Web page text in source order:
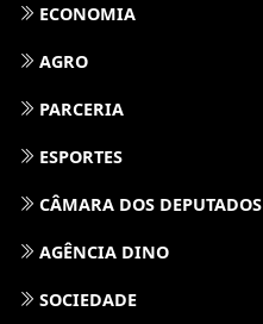
ECONOMIA
AGRO
PARCERIA
ESPORTES
CÂMARA DOS DEPUTADOS
AGÊNCIA DINO
SOCIEDADE